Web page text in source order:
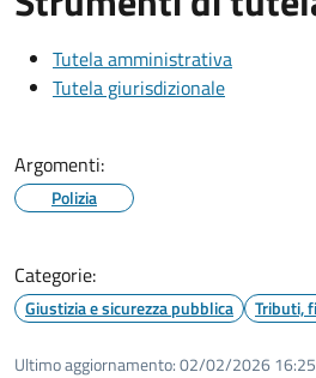
Tutela amministrativa
Tutela giurisdizionale
Argomenti:
Polizia
Categorie:
Giustizia e sicurezza pubblica Tributi,
Ultimo aggiornamento:02/02/2026